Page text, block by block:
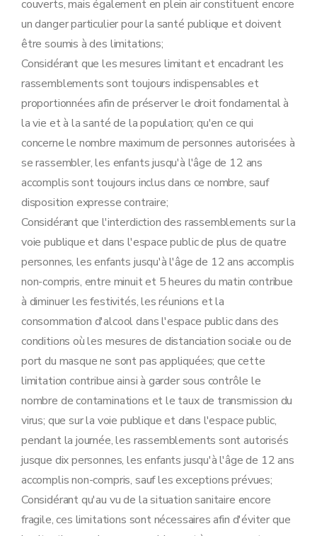
couverts, mais également en plein air constituent encore
un danger particulier pour la santé publique et doivent
être soumis à des limitations;
Considérant que les mesures limitant et encadrant les
rassemblements sont toujours indispensables et
proportionnées afin de préserver le droit fondamental à
la vie et à la santé de la population; qu'en ce qui
concerne le nombre maximum de personnes autorisées à
se rassembler, les enfants jusqu'à l'âge de 12 ans
accomplis sont toujours inclus dans ce nombre, sauf
disposition expresse contraire;
Considérant que l'interdiction des rassemblements sur la
voie publique et dans l'espace public de plus de quatre
personnes, les enfants jusqu'à l'âge de 12 ans accomplis
non-compris, entre minuit et 5 heures du matin contribue
à diminuer les festivités, les réunions et la
consommation d'alcool dans l'espace public dans des
conditions où les mesures de distanciation sociale ou de
port du masque ne sont pas appliquées; que cette
limitation contribue ainsi à garder sous contrôle le
nombre de contaminations et le taux de transmission du
virus; que sur la voie publique et dans l'espace public,
pendant la journée, les rassemblements sont autorisés
jusque dix personnes, les enfants jusqu'à l'âge de 12 ans
accomplis non-compris, sauf les exceptions prévues;
Considérant qu'au vu de la situation sanitaire encore
fragile, ces limitations sont nécessaires afin d'éviter que